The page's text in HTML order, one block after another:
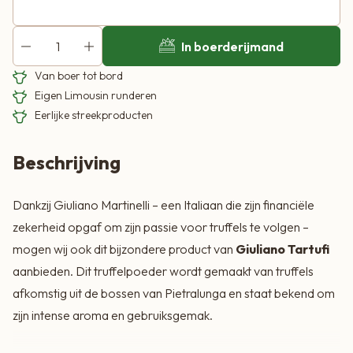
5% gedroogde zomertruffel
ideale smaakmaker om ieder truffelgerecht perfect af te
werken. Dankzij de handige strooiverpakking is het
eenvoudig te doseren: een klein beetje is al genoeg om je
gerecht te verrijken met heerlijke, volle truffelaroma’s. Dat
professionele chefkoks.
Gebruikstips
Strooi overpasta, rijst of polenta voor een verfijnde
finishing touch
Heerlijk bij
, zowel gegrild, gebakken als
gefrituurd
In boerderijmand
Van boer tot bord
Eigen Limousin runderen
Eerlijke streekproducten
Beschrijving
Dankzij Giuliano Martinelli – een Italiaan die zijn financiële
zekerheid opgaf om zijn passie voor truffels te volgen –
mogen wij ook dit bijzondere product van Giuliano Tartufi
aanbieden. Dit truffelpoeder wordt gemaakt van truffels
afkomstig uit de bossen van Pietralunga en staat bekend om
zijn intense aroma en gebruiksgemak.